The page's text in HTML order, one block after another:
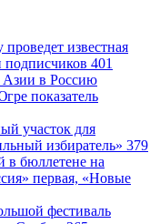
известная
подписчиков 401
Азии в Россию
показатель
участок для
избиратель» 379
в бюллетене на
первая, «Новые
фестиваль